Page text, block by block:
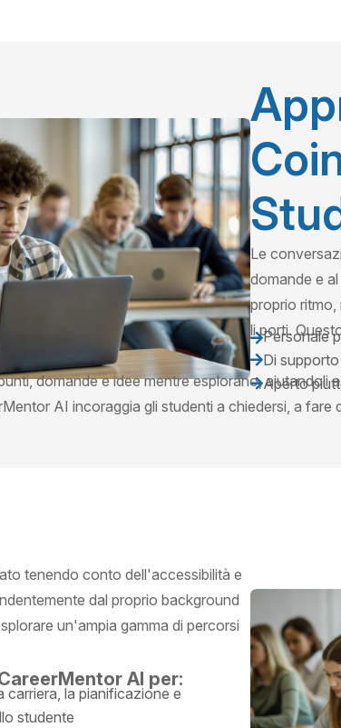
Le
domande e
proprio ritmo,
li porti.
Personale
Di
Aperto
domande e idee mentre esplorano,
AI incoraggia gli studenti a chiedersi, a fare
tenendo conto dell'accessibilità e
dal proprio background
un'ampia gamma di percorsi
AI per:
la pianificazione e
studente